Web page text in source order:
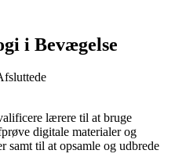
i Bevægelse
lærere til at bruge
digitale materialer og
til at opsamle og udbrede